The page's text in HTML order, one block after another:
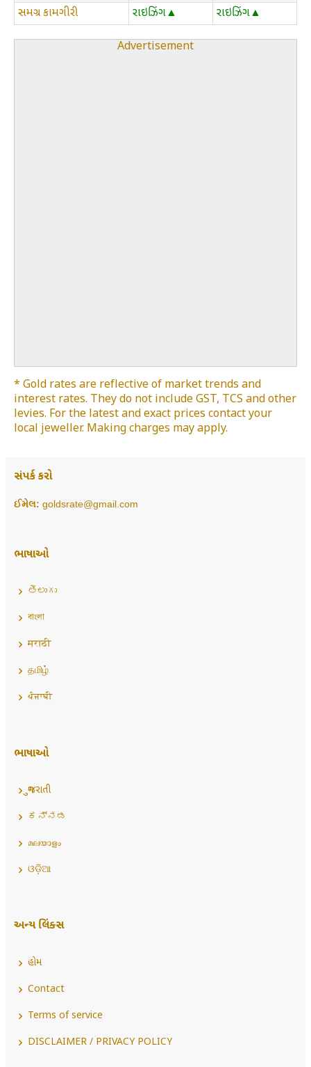
સમગ્ર કામગીરી
રાઇઝિંગ▲ રાઇઝિંગ▲
Advertisement
* Gold rates are reflective of market trends and
interest rates. They do not include GST, TCS and other
levies. For the latest and exact prices contact your
local jeweller. Making charges may apply.
સંપર્ક કરો
ઈમેલ: goldsrate@gmail.com
ભાષાઓ
తెలుగు
বাংলা
मराठी
தமிழ்
ਪੰਜਾਬੀ
ભાષાઓ
ગુજરાતી
ಕನ್ನಡ
മലയാളം
ଓଡ଼ିଆ
અન્ય લિંક્સ
હોમ
Contact
Terms of service
DISCLAIMER / PRIVACY POLICY